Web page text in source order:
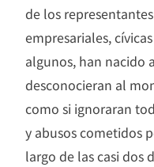
de los
empresariales,
algunos, han nacido
desconocieran al
como si ignoraran
y abusos cometidos
largo de las casi dos